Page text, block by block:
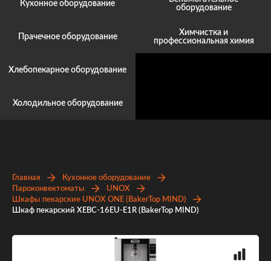
Кухонное оборудование
Прачечное оборудование
Хлебопекарное оборудование
Холодильное оборудование
оборудование
Химчистка и
профессиональная химия
Главная
Кухонное оборудование
Пароконвектоматы
UNOX
Шкафы пекарские UNOX ONE (BakerTop MIND)
Шкаф пекарский XEBC-16EU-E1R (BakerTop MIND)